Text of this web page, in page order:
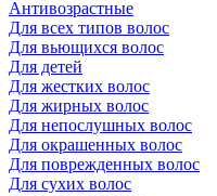
Антивозрастные
Для всех типов волос
Для вьющихся волос
Для детей
Для жестких волос
Для жирных волос
Для непослушных волос
Для окрашенных волос
Для поврежденных волос
Для сухих волос